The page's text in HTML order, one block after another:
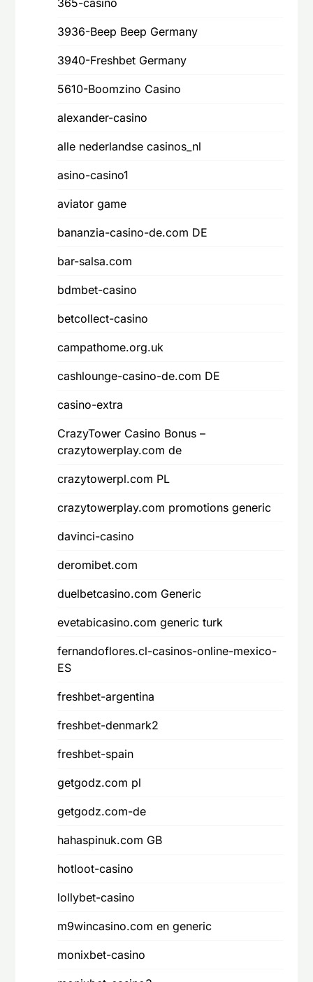
365-casino
3936-Beep Beep Germany
3940-Freshbet Germany
5610-Boomzino Casino
alexander-casino
alle nederlandse casinos_nl
asino-casino1
aviator game
bananzia-casino-de.com DE
bar-salsa.com
bdmbet-casino
betcollect-casino
campathome.org.uk
cashlounge-casino-de.com DE
casino-extra
CrazyTower Casino Bonus –
crazytowerplay.com de
crazytowerpl.com PL
crazytowerplay.com promotions generic
davinci-casino
deromibet.com
duelbetcasino.com Generic
evetabicasino.com generic turk
fernandoflores.cl-casinos-online-mexico-
ES
freshbet-argentina
freshbet-denmark2
freshbet-spain
getgodz.com pl
getgodz.com-de
hahaspinuk.com GB
hotloot-casino
lollybet-casino
m9wincasino.com en generic
monixbet-casino